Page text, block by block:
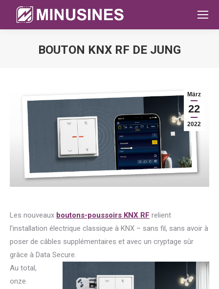
BOUTON KNX RF DE JUNG
März
22
2022
Les nouveaux boutons-poussoirs KNX RF relient
l’installation électrique classique à KNX – sans fil, sans avoir à
poser de câbles supplémentaires et avec un cryptage sûr
grâce à Data Secure.
Au total,
onze